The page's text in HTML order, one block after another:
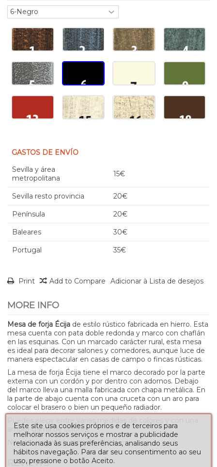
GASTOS DE ENVÍO
Sevilla y área
metropolitana
15€
Sevilla resto provincia 20€
Península 20€
Baleares 30€
Portugal 35€
Print Add to Compare Adicionar à Lista de desejos
MORE INFO
Mesa de forja Écija de estilo rústico fabricada en hierro. Esta
mesa cuenta con pata doble redonda y marco con chaflán
en las esquinas. Con un marcado carácter rural, esta mesa
es ideal para decorar salones y comedores, aunque luce de
manera espectacular en casas de campo o fincas rústicas.
La mesa de forja Écija tiene el marco decorado por la parte
externa con un cordón y por dentro con adornos. Debajo
del marco lleva una malla fabricada con chapa metálica. En
la parte de abajo cuenta con una cruceta con un aro para
colocar el brasero o bien un pequeño radiador.
amplia gama de colores.
No está incluida la tapa de cristal
REVIEWS
Este site usa cookies próprios e de terceiros para
melhorar nossos serviços e mostrar a publicidade
relacionada às suas preferências, analisando seus
hábitos navegação. Para dar seu consentimento ao seu
uso, pressione o botão Aceito.